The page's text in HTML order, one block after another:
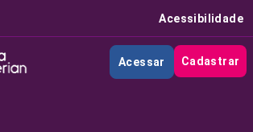
Acessibilidade
Acessar Cadastrar